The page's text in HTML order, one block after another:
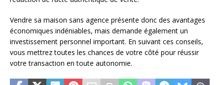
Vendre sa maison sans agence présente donc des avantages
économiques indéniables, mais demande également un
investissement personnel important. En suivant ces conseils,
vous mettrez toutes les chances de votre côté pour réussir
votre transaction en toute autonomie.